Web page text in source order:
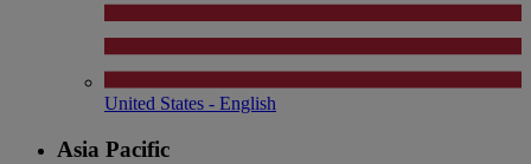
United States - English
Asia Pacific